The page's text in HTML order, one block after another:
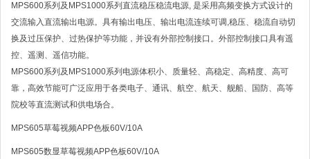
MPS600系列及MPS1000系列直流稳压稳流电源, 是采用高频变换方式设计的
交流输入直流输出电源。具有输出电压、输出电流连续可调,稳压、稳流自动切
换及过压保护、过热保护等功能，并设有外部控制接口。外部控制接口具有遥
控、遥测、遥信功能。
MPS600系列及MPS1000系列电源体积小、质量轻、高稳定、高精度、高可
靠，高效节能可广泛应用于各类电子、通讯、航空、航天、舰船、国防、高等
院校等直流测试和供电场合。
MPS605草莓视频APP色板60V/10A
MPS605数显草莓视频APP色板60V/10A